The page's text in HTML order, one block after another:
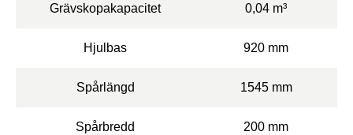
Grävskopakapacitet 0,04 m³
Hjulbas 920 mm
Spårlängd 1545 mm
Spårbredd 200 mm